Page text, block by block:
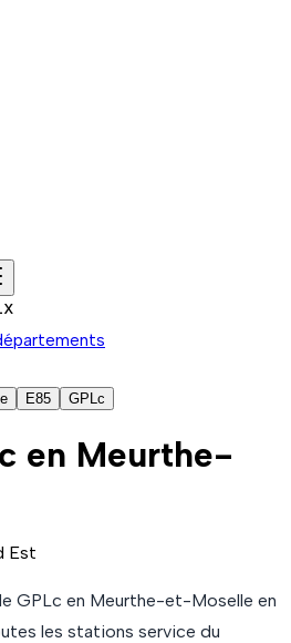
E85 GPLc
en Meurthe-
Est
GPLc en Meurthe-et-Moselle en
les stations service du